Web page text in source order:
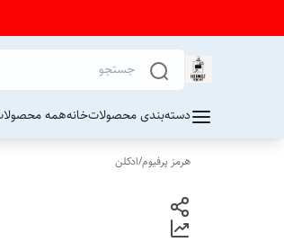
دسته‌بندی محصولاتخانههمه
هرمز پرفیوم/ادکلن